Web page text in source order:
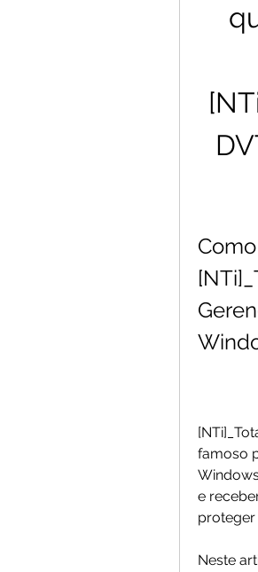
famoso
e
proteger
Neste